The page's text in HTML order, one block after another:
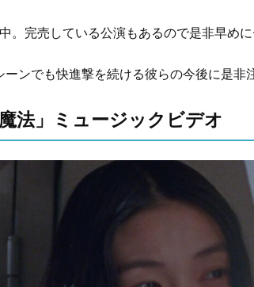
。完売している公演もあるので是非早めに
ンでも快進撃を続ける彼らの今後に是非
法」ミュージックビデオ